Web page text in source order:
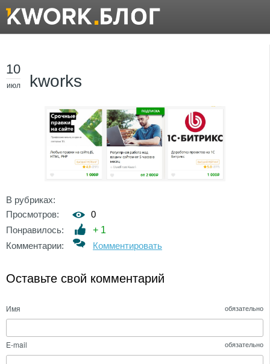
10
июл kworks
В рубриках:
Просмотров:
0
Понравилось:
+ 1
Комментарии:
Комментировать
Оставьте свой комментарий
Имя обязательно
E-mail обязательно